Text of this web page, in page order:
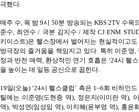
극했다.
매주 수, 목 밤 9시 50분 방송되는 KBS 2TV 수목
준수, 최연수 / 극본 김지수 / 제작 CJ ENM
키이스트)은 헬스장에서 벌어지는 현실적이고
방극장의 즐거움을 책임지고 있다. 특히 이준영,
정과 반전 매력, 환상적인 연기 호흡은 ‘24시 헬
을 높이는 데 일등 공신으로 꼽힌다.
19일(오늘) ‘24시 헬스클럽’ 측은 1~6회 비하인
틸에는 이준영(도현중 역), 정은지(이미란 역),
역), 박성연(임성임 역), 이지혜(윤부영 역), 홍윤